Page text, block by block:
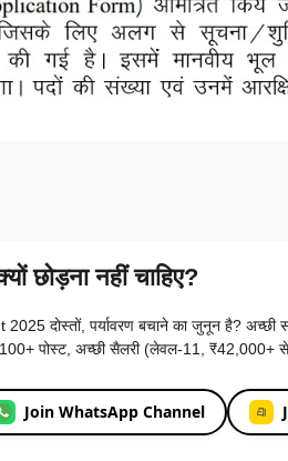
छोड़ना नहीं चाहिए?
दोस्तों, पर्यावरण बचाने का जुनून है?
पोस्ट, अच्छी सैलरी (लेवल-11, ₹42,000+
Join WhatsApp Channel